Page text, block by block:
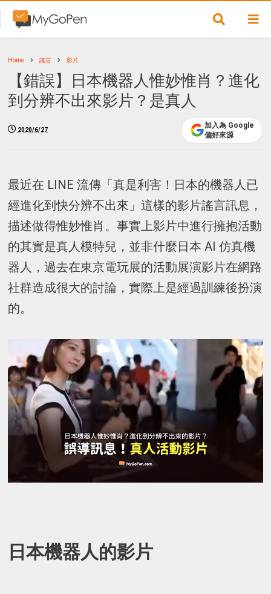
Home 謠言 影片
【錯誤】日本機器人惟妙惟肖？進化
到分辨不出來影片？是真人
2020/6/27
加入為 Google
偏好來源
最近在 LINE 流傳「真是利害！日本的機器人已
經進化到快分辨不出來」這樣的影片謠言訊息，
描述做得惟妙惟肖。事實上影片中進行擁抱活動
的其實是真人模特兒，並非什麼日本 AI 仿真機
器人，過去在東京電玩展的活動展演影片在網路
社群造成很大的討論，實際上是經過訓練後扮演
的。
日本機器人的影片